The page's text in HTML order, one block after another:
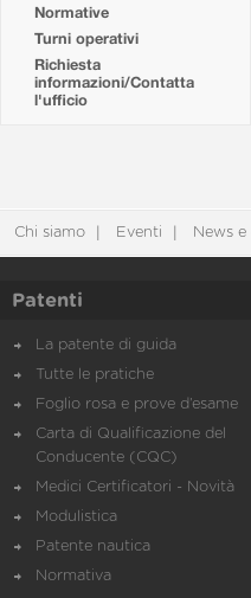
Normative
Turni operativi
Richiesta
informazioni/Contatta
l'ufficio
Chi siamo Eventi News
Patenti
La patente di guida
Tutte le pratiche
Foglio rosa e prove d’esame
Carta di Qualificazione del
Conducente (CQC)
Medici Certificatori - Novità
Modulistica
Patente nautica
Normativa